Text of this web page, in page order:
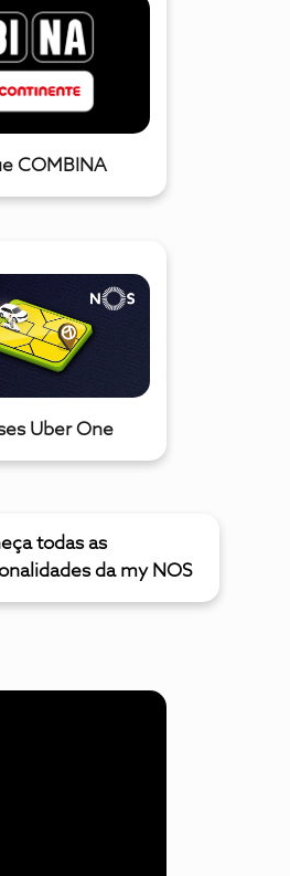
COMBINA
Uber One
todas as
da my NOS